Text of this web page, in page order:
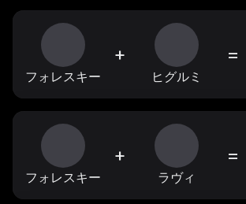
フォレスキー
+
ヒグルミ
=
フォレスキー
+
ラヴィ
=